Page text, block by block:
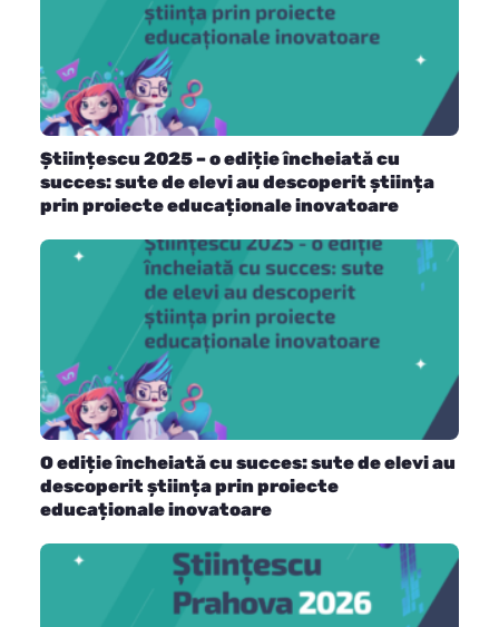
Științescu 2025 – o ediție încheiată cu
succes: sute de elevi au descoperit știința
prin proiecte educaționale inovatoare
O ediție încheiată cu succes: sute de elevi au
descoperit știința prin proiecte
educaționale inovatoare